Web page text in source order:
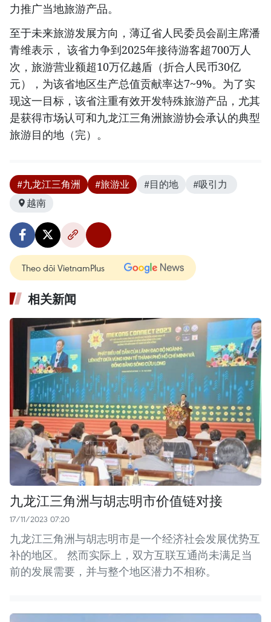
力推广当地旅游产品。
至于未来旅游发展方向，薄辽省人民委员会副主席潘
青维表示， 该省力争到2025年接待游客超700万人
次，旅游营业额超10万亿越盾（折合人民币30亿
元），为该省地区生产总值贡献率达7~9%。为了实
现这一目标，该省注重有效开发特殊旅游产品，尤其
是获得市场认可和九龙江三角洲旅游协会承认的典型
旅游目的地（完）。
#九龙江三角洲 #旅游业 #目的地
#吸引力 ​
越南
Theo dõi VietnamPlus
相关新闻
九龙江三角洲与胡志明市价值链对接
17/11/2023 07:20
九龙江三角洲与胡志明市是一个经济社会发展优势互
补的地区。 然而实际上，双方互联互通尚未满足当
前的发展需要，并与整个地区潜力不相称。